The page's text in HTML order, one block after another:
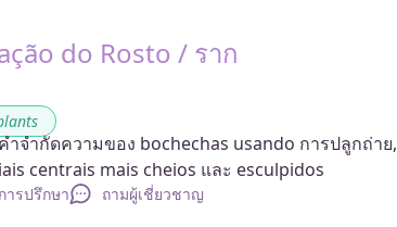
do Rosto / ราก
จำกัดความของ bochechas usando การปลูกถ่าย,
centrais mais cheios และ esculpidos
ารปรึกษา ถามผู้เชี่ยวชาญ